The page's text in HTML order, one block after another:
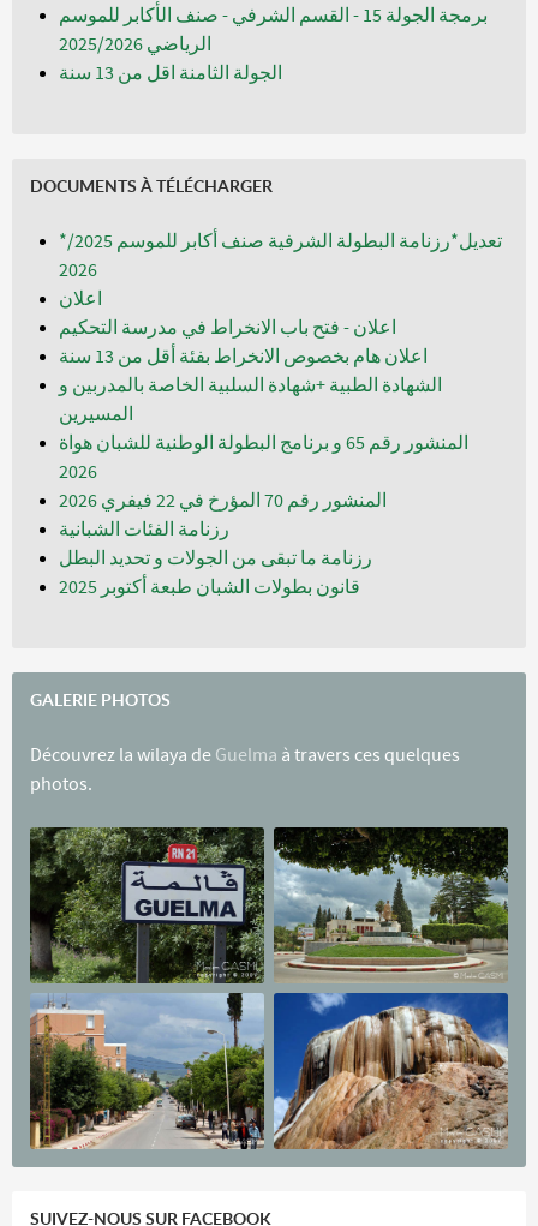
برمجة الجولة 15 - القسم الشرفي - صنف الأكابر للموسم
الرياضي 2025/2026
الجولة الثامنة اقل من 13 سنة
DOCUMENTS À TÉLÉCHARGER
*تعديل*رزنامة البطولة الشرفية صنف أكابر للموسم 2025/
2026
اعلان
اعلان - فتح باب الانخراط في مدرسة التحكيم
اعلان هام بخصوص الانخراط بفئة أقل من 13 سنة
الشهادة الطبية +شهادة السلبية الخاصة بالمدربين و
المسيرين
المنشور رقم 65 و برنامج البطولة الوطنية للشبان هواة
المنشور رقم 70 المؤرخ في 22 فيفري 2026
رزنامة الفئات الشبانية
رزنامة ما تبقى من الجولات و تحديد البطل
قانون بطولات الشبان طبعة أكتوبر 2025
GALERIE PHOTOS
Découvrez la wilaya de Guelma à travers ces quelques
photos.
SUIVEZ-NOUS SUR FACEBOOK